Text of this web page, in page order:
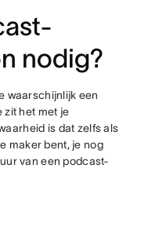
nodig?
waarschijnlijk een
zit het met je
is dat zelfs als
maker bent, je nog
van een podcast-